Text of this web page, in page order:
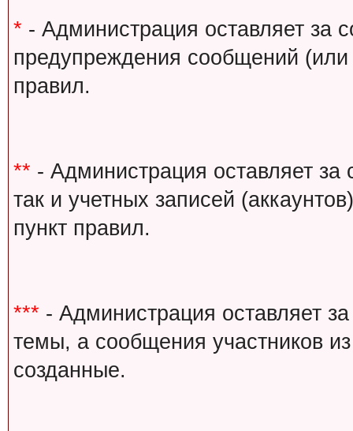
* - Администрация оставляет за
предупреждения сообщений
правил.
** - Администрация оставляет
так и учетных записей
пункт правил.
*** - Администрация оставляет
темы, а сообщения участников
созданные.